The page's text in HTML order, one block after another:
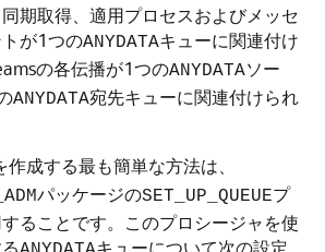
期取得、適用プロセスおよびメッセ
が1つのANYDATAキューに関連付け
の各伝播が1つのANYDATAソー
ANYDATA宛先キューに関連付けられ
作成する最も簡単な方法は、
パッケージのSET_UP_QUEUEプ
ることです。このプロシージャを使
キューについて次の設定